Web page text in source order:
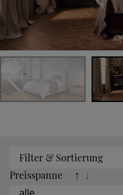
Filter & Sortierung
Preisspanne
↑ ↓